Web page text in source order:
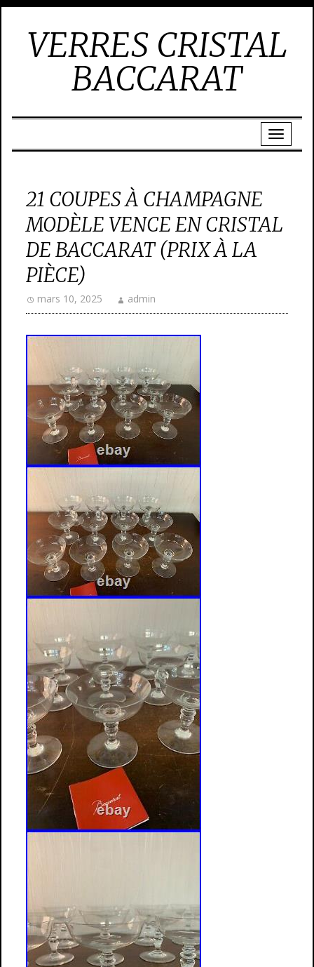
VERRES CRISTAL
BACCARAT
21 COUPES À CHAMPAGNE
MODÈLE VENCE EN CRISTAL
DE BACCARAT (PRIX À LA
PIÈCE)
mars 10, 2025 admin